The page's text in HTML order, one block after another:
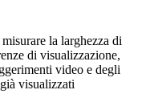
la larghezza di
di visualizzazione,
video e degli
visualizzati